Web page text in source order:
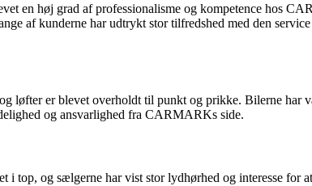
en høj grad af professionalisme og kompetence hos
af kunderne har udtrykt stor tilfredshed med den
løfter er blevet overholdt til punkt og prikke. Bilerne har
og ansvarlighed fra CARMARKs side.
og sælgerne har vist stor lydhørhed og interesse for